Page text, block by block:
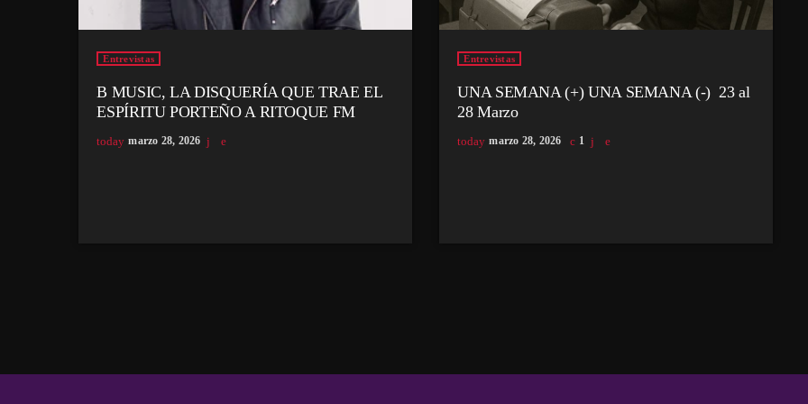
Entrevistas
B MUSIC, LA DISQUERÍA QUE TRAE EL
ESPÍRITU PORTEÑO A RITOQUE FM
today marzo 28, 2026
Entrevistas
UNA SEMANA (+) UNA SEMANA (-) 23 al
28 Marzo
today marzo 28, 2026 1